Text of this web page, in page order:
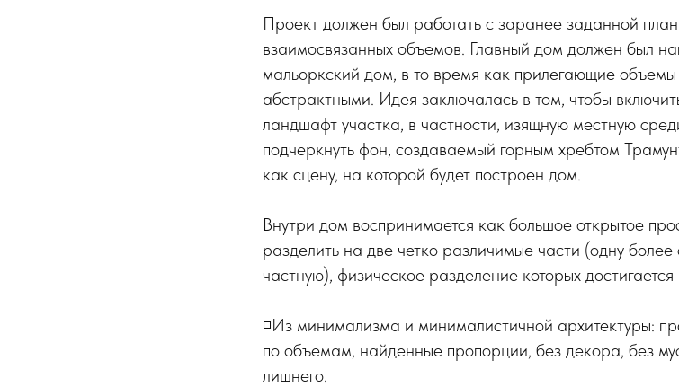
Проект должен был работать с заранее заданной
взаимосвязанных объемов. Главный дом должен был
мальоркский дом, в то время как прилегающие
абстрактными. Идея заключалась в том, чтобы
ландшафт участка, в частности, изящную местную
подчеркнуть фон, создаваемый горным хребтом
как сцену, на которой будет построен дом.
Внутри дом воспринимается как большое открытое
разделить на две четко различимые части (одну
частную), физическое разделение которых
◽️Из минимализма и минималистичной архитектуры:
по объемам, найденные пропорции, без декора, без
лишнего.